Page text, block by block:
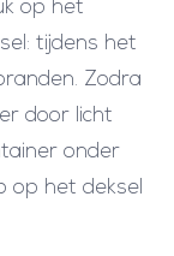
op het
tijdens het
Zodra
door licht
onder
op het deksel